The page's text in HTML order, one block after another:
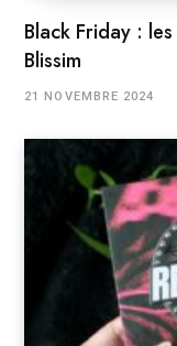
Black Friday :
Blissim
21 NOVEMBRE 2024